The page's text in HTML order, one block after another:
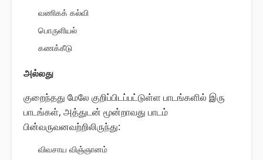
வணிகக் கல்வி
பொருளியல்
கணக்கீடு
அல்லது
குறைந்தது மேலே குறிப்பிடப்பட்டுள்ள பாடங்களில் இரு
பாடங்கள், அத்துடன் மூன்றாவது பாடம்
பின்வருவனவற்றிலிருந்து:
விவசாய விஞ்ஞானம்